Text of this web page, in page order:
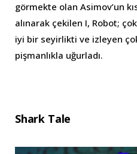
görmekte olan Asimov’un
alınarak çekilen I, Robot;
iyi bir seyirlikti ve izleyen
pişmanlıkla uğurladı.
Shark Tale